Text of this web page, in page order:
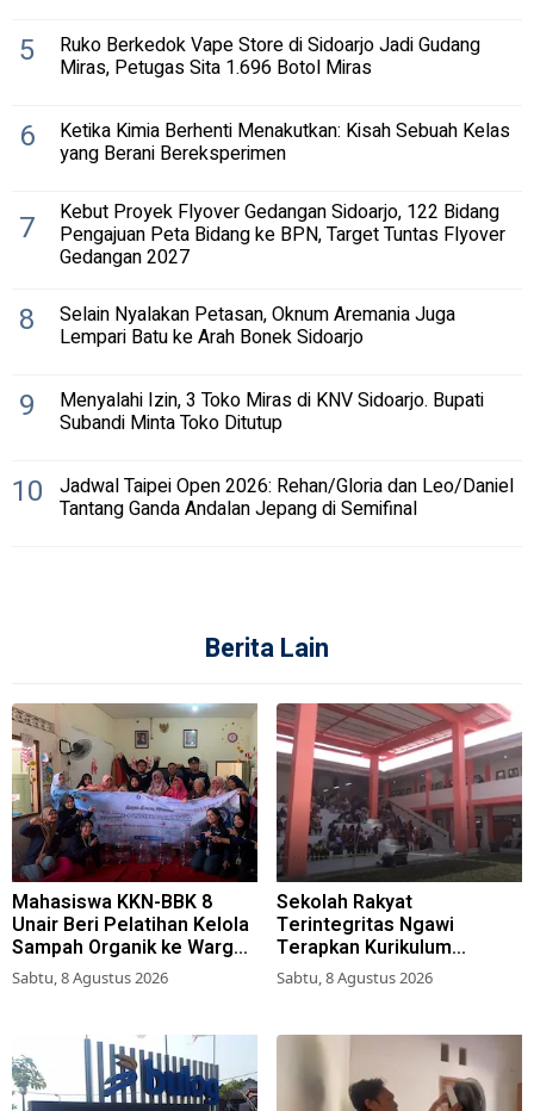
5 Ruko Berkedok Vape Store di Sidoarjo Jadi Gudang
Miras, Petugas Sita 1.696 Botol Miras
6 Ketika Kimia Berhenti Menakutkan: Kisah Sebuah Kelas
yang Berani Bereksperimen
7 Kebut Proyek Flyover Gedangan Sidoarjo, 122 Bidang
Pengajuan Peta Bidang ke BPN, Target Tuntas Flyover
Gedangan 2027
8 Selain Nyalakan Petasan, Oknum Aremania Juga
Lempari Batu ke Arah Bonek Sidoarjo
9 Menyalahi Izin, 3 Toko Miras di KNV Sidoarjo. Bupati
Subandi Minta Toko Ditutup
10 Jadwal Taipei Open 2026: Rehan/Gloria dan Leo/Daniel
Tantang Ganda Andalan Jepang di Semifinal
Berita Lain
Mahasiswa KKN-BBK 8
Unair Beri Pelatihan Kelola
Sampah Organik ke Warga
Simokerto Surabaya
Sabtu, 8 Agustus 2026
Sekolah Rakyat
Terintegritas Ngawi
Terapkan Kurikulum
Berbasis Asrama
Sabtu, 8 Agustus 2026